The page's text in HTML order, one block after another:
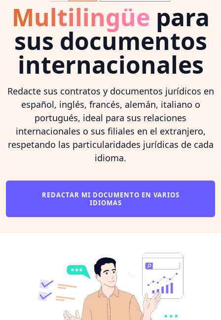
Multilingüe para
sus documentos
internacionales
Redacte sus contratos y documentos jurídicos en
español, inglés, francés, alemán, italiano o
portugués, ideal para sus relaciones
internacionales o sus filiales en el extranjero,
respetando las particularidades jurídicas de cada
idioma.
REDACTAR MI DOCUMENTO EN VARIOS
IDIOMAS